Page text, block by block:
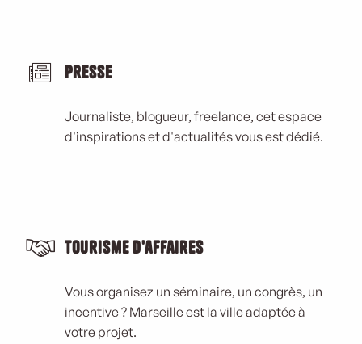
Presse
Journaliste, blogueur, freelance, cet espace
d'inspirations et d'actualités vous est dédié.
Tourisme d'affaires
Vous organisez un séminaire, un congrès, un
incentive ? Marseille est la ville adaptée à
votre projet.